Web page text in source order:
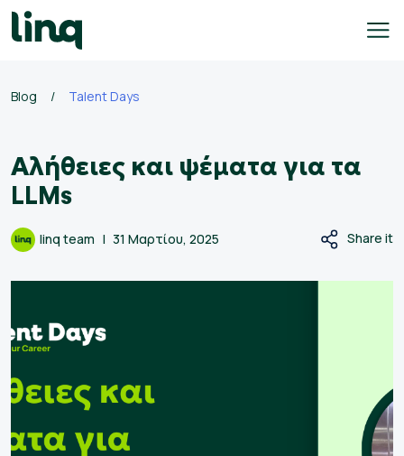
Skip
to
Blog / Talent Days
Αλήθειες και ψέματα για τα
LLMs
linq team 31 Μαρτίου, 2025 Share it